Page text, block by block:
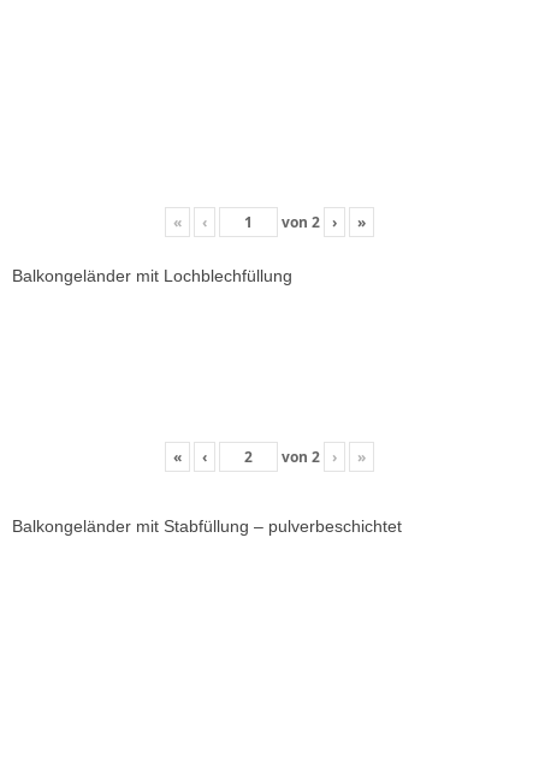
« ‹ von 2 › »
Balkongeländer mit Lochblechfüllung
« ‹ von 2 › »
Balkongeländer mit Stabfüllung – pulverbeschichtet